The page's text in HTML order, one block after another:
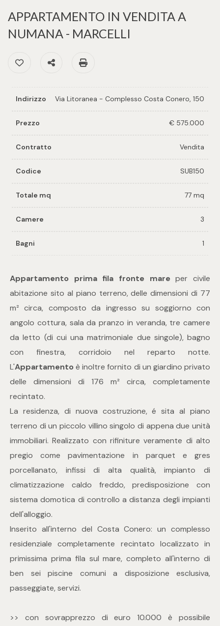
APPARTAMENTO IN VENDITA A
NUMANA - MARCELLI
Preferiti: Cod. SUB150
Condividi
Indirizzo Via Litoranea - Complesso Costa Conero, 150
Prezzo € 575.000
Contratto Vendita
Codice SUB150
Totale mq 77 mq
Camere 3
Bagni 1
Appartamento prima fila fronte mareper civile
abitazione sito al piano terreno, delle dimensioni di 77
m² circa, composto da ingresso su soggiorno con
angolo cottura, sala da pranzo in veranda, tre camere
da letto (di cui una matrimoniale due singole), bagno
con finestra, corridoio nel reparto notte.
L'Appartamento è inoltre fornito di un giardino privato
delle dimensioni di 176 m² circa, completamente
recintato.
La residenza, di nuova costruzione, é sita al piano
terreno di un piccolo villino singolo di appena due unità
immobiliari. Realizzato con rifiniture veramente di alto
pregio come pavimentazione in parquet e gres
porcellanato, infissi di alta qualità, impianto di
climatizzazione caldo freddo, predisposizione con
sistema domotica di controllo a distanza degli impianti
dell'alloggio.
Inserito all'interno del Costa Conero: un complesso
residenziale completamente recintato localizzato in
primissima prima fila sul mare, completo all'interno di
ben sei piscine comuni a disposizione esclusiva,
passeggiate, servizi.
>> con sovrapprezzo di euro 10.000 è possibile
Richiedi
immobile
vendi il
immobile
Contattaci
Provincia
Comune
-
Residenziali
Commerciali
Industriali
Terreni
Prezzo
Totale
mq
Qualsiasi
1
2